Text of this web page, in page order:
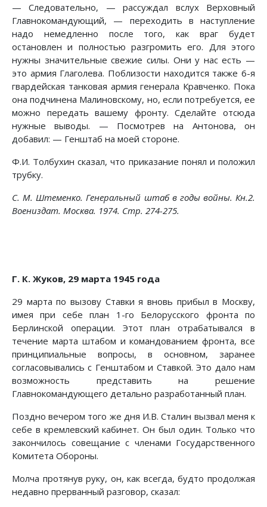
— Следовательно, — рассуждал вслух Верховный
Главнокомандующий, — переходить в наступление
надо немедленно после того, как враг будет
остановлен и полностью разгромить его. Для этого
нужны значительные свежие силы. Они у нас есть —
это армия Глаголева. Поблизости находится также 6-я
гвардейская танковая армия генерала Кравченко. Пока
она подчинена Малиновскому, но, если потребуется, ее
можно передать вашему фронту. Сделайте отсюда
нужные выводы. — Посмотрев на Антонова, он
добавил: — Генштаб на моей стороне.
Ф.И. Толбухин сказал, что приказание понял и положил
трубку.
С. М. Штеменко. Генеральный штаб в годы войны. Кн.2.
Воениздат. Москва. 1974. Стр. 274-275.
Г. К. Жуков, 29 марта 1945 года
29 марта по вызову Ставки я вновь прибыл в Москву,
имея при себе план 1-го Белорусского фронта по
Берлинской операции. Этот план отрабатывался в
течение марта штабом и командованием фронта, все
принципиальные вопросы, в основном, заранее
согласовывались с Генштабом и Ставкой. Это дало нам
возможность представить на решение
Главнокомандующего детально разработанный план.
Поздно вечером того же дня И.В. Сталин вызвал меня к
себе в кремлевский кабинет. Он был один. Только что
закончилось совещание с членами Государственного
Комитета Обороны.
Молча протянув руку, он, как всегда, будто продолжая
недавно прерванный разговор, сказал: